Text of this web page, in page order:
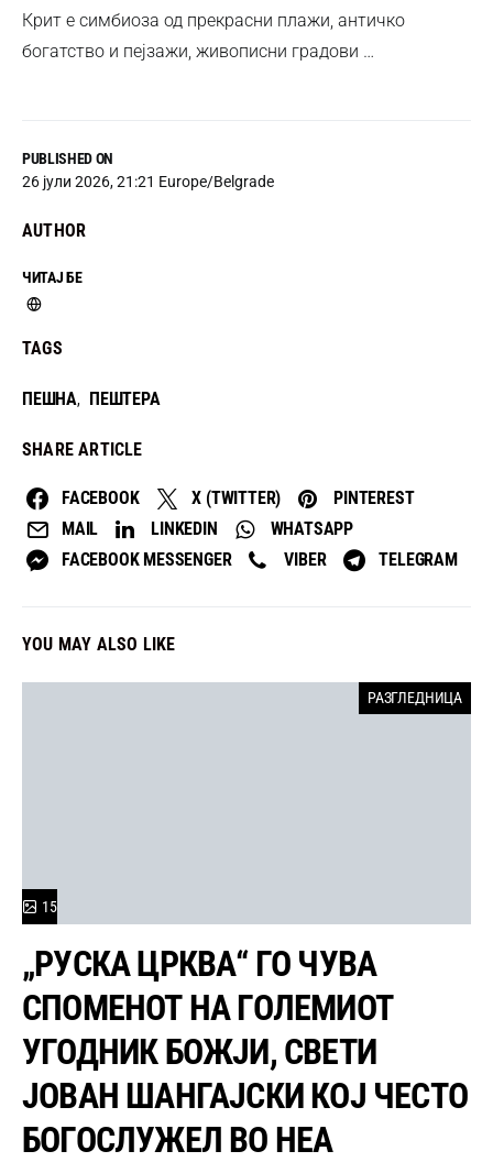
PUBLISHED ON
26 јули 2026, 21:21 Europe/Belgrade
AUTHOR
ЧИТАЈ БЕ
TAGS
ПЕШНА, ПЕШТЕРА
SHARE ARTICLE
FACEBOOK X (TWITTER)
PINTEREST
MAIL
LINKEDIN
WHATSAPP
FACEBOOK MESSENGER
VIBER TELEGRAM
Крит е симбиоза од прекрасни плажи, античко
богатство и пејзажи, живописни градови …
YOU MAY ALSO LIKE
РАЗГЛЕДНИЦА
15
„РУСКА ЦРКВА“ ГО ЧУВА
СПОМЕНОТ НА ГОЛЕМИОТ
УГОДНИК БОЖЈИ, СВЕТИ
ЈОВАН ШАНГАЈСКИ КОЈ ЧЕСТО
БОГОСЛУЖЕЛ ВО НЕА